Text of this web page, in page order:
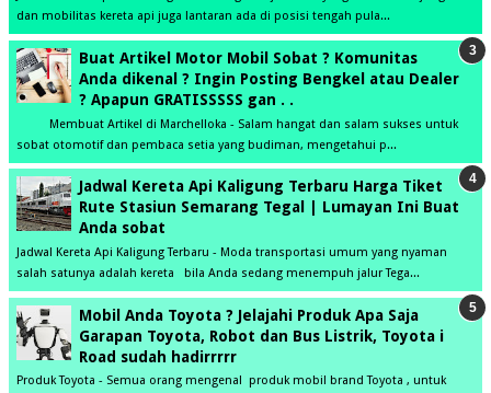
dan mobilitas kereta api juga lantaran ada di posisi tengah pula...
Buat Artikel Motor Mobil Sobat ? Komunitas
Anda dikenal ? Ingin Posting Bengkel atau Dealer
? Apapun GRATISSSSS gan . .
Membuat Artikel di Marchelloka - Salam hangat dan salam sukses untuk
sobat otomotif dan pembaca setia yang budiman, mengetahui p...
Jadwal Kereta Api Kaligung Terbaru Harga Tiket
Rute Stasiun Semarang Tegal | Lumayan Ini Buat
Anda sobat
Jadwal Kereta Api Kaligung Terbaru - Moda transportasi umum yang nyaman
salah satunya adalah kereta bila Anda sedang menempuh jalur Tega...
Mobil Anda Toyota ? Jelajahi Produk Apa Saja
Garapan Toyota, Robot dan Bus Listrik, Toyota i
Road sudah hadirrrrr
Produk Toyota - Semua orang mengenal produk mobil brand Toyota , untuk